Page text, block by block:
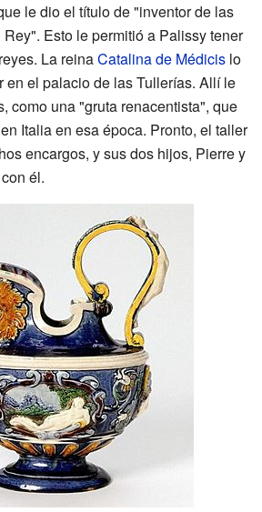
le dio el título de "inventor de las
Esto le permitió a Palissy tener
La reinaCatalina de Médicis lo
en el palacio de las Tullerías. Allí le
como una "gruta renacentista", que
Italia en esa época. Pronto, el taller
encargos, y sus dos hijos, Pierre y
él.